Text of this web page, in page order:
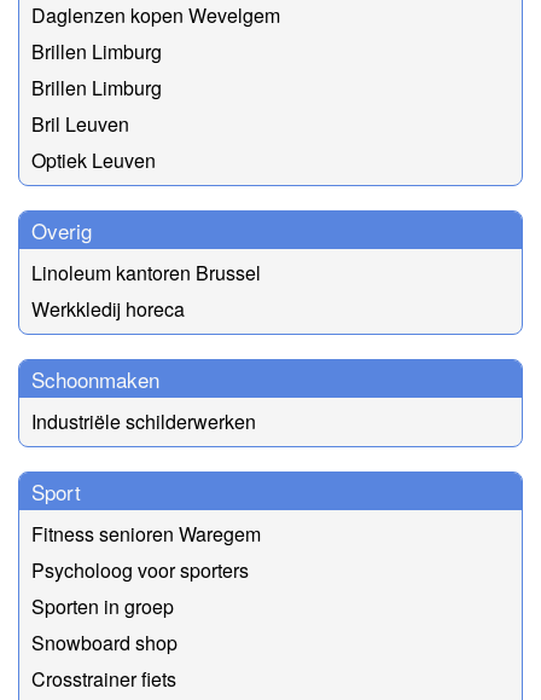
Daglenzen kopen Wevelgem
Brillen Limburg
Brillen Limburg
Bril Leuven
Optiek Leuven
Overig
Linoleum kantoren Brussel
Werkkledij horeca
Schoonmaken
Industriële schilderwerken
Sport
Fitness senioren Waregem
Psycholoog voor sporters
Sporten in groep
Snowboard shop
Crosstrainer fiets